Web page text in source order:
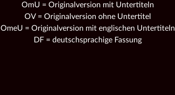
OmU = Originalversion mit Untertiteln
OV = Originalversion ohne Untertitel
OmeU = Originalversion mit englischen Untertiteln
DF = deutschsprachige Fassung